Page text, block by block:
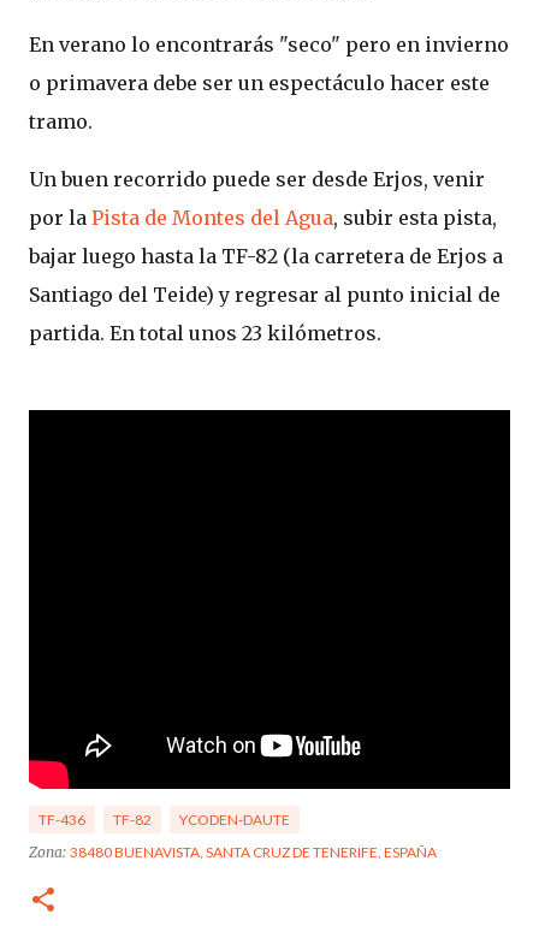
En verano lo encontrarás "seco" pero en invierno
o primavera debe ser un espectáculo hacer este
tramo.
Un buen recorrido puede ser desde Erjos, venir
por la Pista de Montes del Agua, subir esta pista,
bajar luego hasta la TF-82 (la carretera de Erjos a
Santiago del Teide) y regresar al punto inicial de
partida. En total unos 23 kilómetros.
TF-436 TF-82
YCODEN-DAUTE
Zona: 38480 BUENAVISTA, SANTA CRUZ DE TENERIFE, ESPAÑA